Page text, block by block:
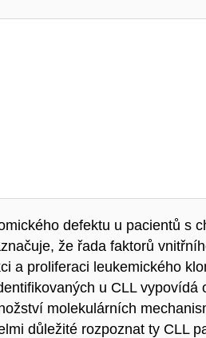
defektu u pacientů s
že řada faktorů
a proliferaci leukemického
u CLL vypovídá
molekulárních
důležité rozpoznat ty CLL